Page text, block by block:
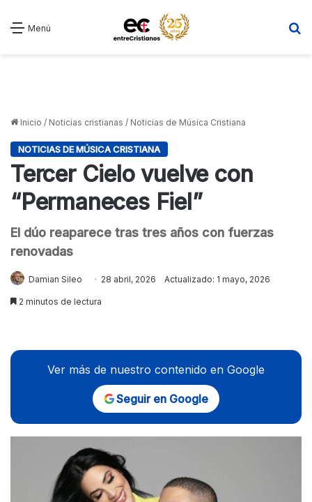
Menú
Inicio / Noticias cristianas / Noticias de Música Cristiana
NOTICIAS DE MÚSICA CRISTIANA
Tercer Cielo vuelve con
“Permaneces Fiel”
El dúo reaparece tras tres años con fuerzas
renovadas
Damian Sileo 28 abril, 2026 Actualizado: 1 mayo, 2026
2 minutos de lectura
Ver más de nuestro contenido en Google
Seguir en Google